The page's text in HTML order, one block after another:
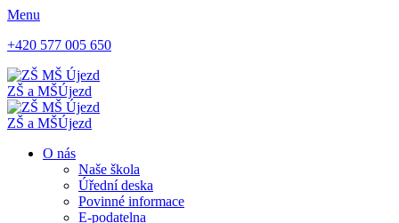
Menu
+420 577 005 650
ZŠ a MŠÚjezd
ZŠ a MŠÚjezd
O nás
Naše škola
Úřední deska
Povinné informace
E-podatelna